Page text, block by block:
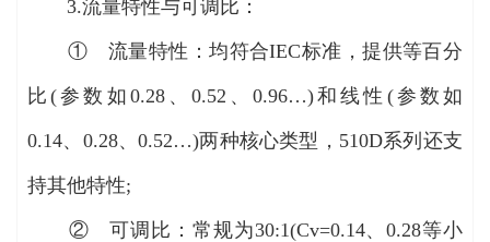
3.流量特性与可调比：
① 流量特性：均符合IEC标准，提供等百分
比(参数如0.28、0.52、0.96…)和线性(参数如
0.14、0.28、0.52…)两种核心类型，510D系列还支
持其他特性;
② 可调比：常规为30:1(Cv=0.14、0.28等小